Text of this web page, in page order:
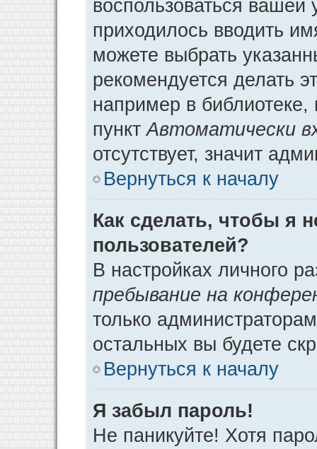
воспользоваться
приходилось вводить
можете выбрать
рекомендуется делать
например в библиотеке,
пунктАвтоматически
отсутствует, значит
Вернуться к началу
Как сделать, чтобы я
пользователей?
В настройках личного
пребывание на
только
остальных вы будете
Вернуться к началу
Я забыл пароль!
Не паникуйте! Хотя